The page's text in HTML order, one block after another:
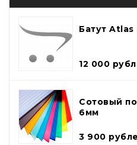
Батут
12 000
Сотовый
6мм
3 900